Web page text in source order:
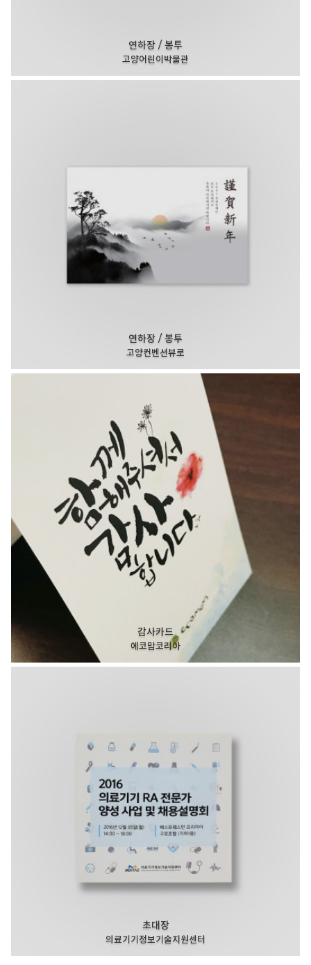
연하장 / 봉투
고양어린이박물관
연하장 / 봉투
고양컨벤션뷰로
감사카드
에코맘코리아
초대장
의료기기정보기술지원센터